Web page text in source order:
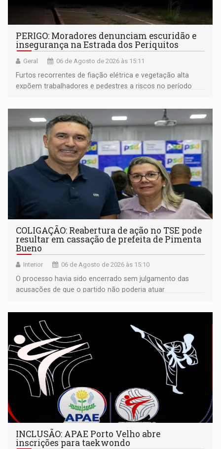
PERIGO: Moradores denunciam escuridão e
insegurança na Estrada dos Periquitos
Geral 06 de Agosto de 2026 às 15:11
Furtos recorrentes de fiação elétrica e vegetação alta
expõem trabalhadores e pedestres a riscos no período
COLIGAÇÃO: Reabertura de ação no TSE pode
resultar em cassação de prefeita de Pimenta
Bueno
Interior 06 de Agosto de 2026 às 15:10
O processo havia sido encerrado sem julgamento das
acusações de que o partido não poderia atuar
INCLUSÃO: APAE Porto Velho abre
inscrições para taekwondo